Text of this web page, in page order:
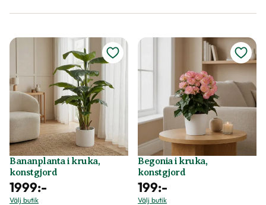
Bananplanta i kruka,
konstgjord
1999:-
Välj butik
Begonia i kruka,
konstgjord
199:-
Välj butik